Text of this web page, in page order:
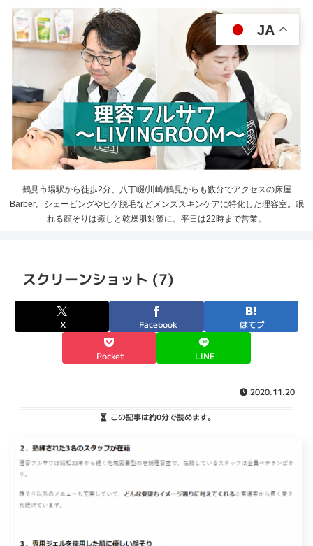
鶴見市場駅から徒歩2分、八丁畷/川崎/鶴見からも数分でアクセスの床屋
Barber。シェービングやヒゲ脱毛などメンズスキンケアに特化した理容室。眠
れる顔そりは癒しと乾燥肌対策に。平日は22時まで営業。
スクリーンショット (7)
X Facebook はてブ
Pocket LINE
2020.11.20
この記事は約0分で読めます。
JA